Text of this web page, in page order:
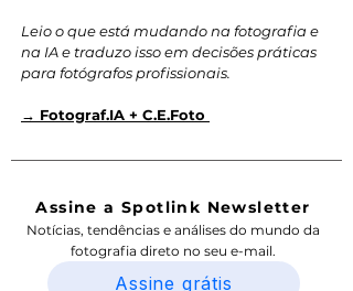
Leio o que está mudando na fotografia e
na IA e traduzo isso em decisões práticas
para fotógrafos profissionais.
→ Fotograf.IA + C.E.Foto
Assine a Spotlink Newsletter
Notícias, tendências e análises do mundo da
fotografia direto no seu e-mail.
Assine grátis